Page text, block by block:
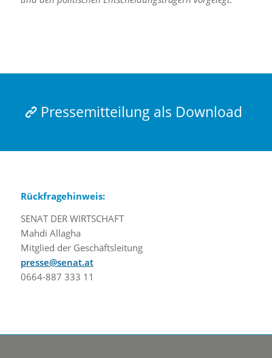
Pressemitteilung als Download
Rückfragehinweis:
SENAT DER WIRTSCHAFT
Mahdi Allagha
Mitglied der Geschäftsleitung
presse@senat.at
0664-887 333 11